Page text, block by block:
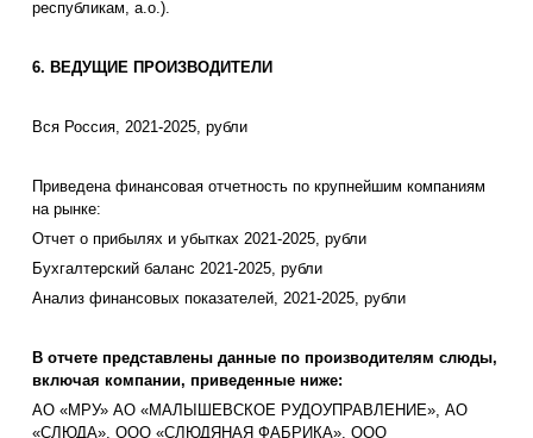
республикам, а.о.).
6. ВЕДУЩИЕ ПРОИЗВОДИТЕЛИ
Вся Россия, 2021-2025, рубли
Приведена финансовая отчетность по крупнейшим компаниям
на рынке:
Отчет о прибылях и убытках 2021-2025, рубли
Бухгалтерский баланс 2021-2025, рубли
Анализ финансовых показателей, 2021-2025, рубли
В отчете представлены данные по производителям слюды,
включая компании, приведенные ниже:
АО «МРУ» АО «МАЛЫШЕВСКОЕ РУДОУПРАВЛЕНИЕ», АО
«СЛЮДА», ООО «СЛЮДЯНАЯ ФАБРИКА», ООО